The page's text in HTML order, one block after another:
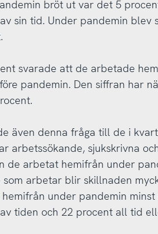
bröt ut var det 5
sin tid. Under pandemin blev
svarade att de arbetade
pandemin. Den siffran har
även denna fråga till de i
arbetssökande, sjukskrivna
de arbetat hemifrån under
som arbetar blir skillnaden
under pandemin minst
tiden och 22 procent all tid